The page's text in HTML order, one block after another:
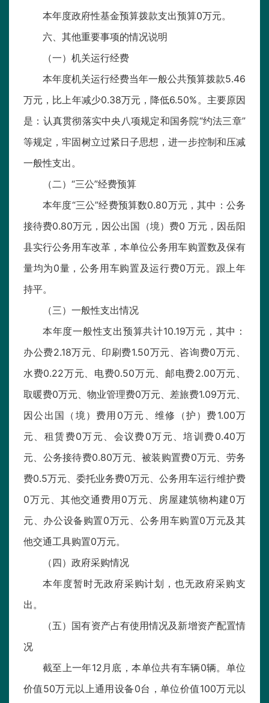
本年度政府性基金预算拨款支出预算0万元。
六、其他重要事项的情况说明
（一）机关运行经费
本年度机关运行经费当年一般公共预算拨款5.46
万元，比上年减少0.38万元，降低6.50%。主要原因
是：认真贯彻落实中央八项规定和国务院“约法三章”
等规定，牢固树立过紧日子思想，进一步控制和压减
一般性支出。
（二）“三公”经费预算
本年度“三公”经费预算数0.80万元，其中：公务
接待费0.80万元，因公出国（境）费0 万元，因岳阳
县实行公务用车改革，本单位公务用车购置数及保有
量均为0量，公务用车购置及运行费0万元。跟上年
持平。
（三）一般性支出情况
本年度一般性支出预算共计10.19万元，其中：
办公费2.18万元、印刷费1.50万元、咨询费0万元、
水费0.22万元、电费0.50万元、邮电费2.00万元、
取暖费0万元、物业管理费0万元、差旅费1.09万元、
因公出国（境）费用0万元、维修（护）费1.00万
元、租赁费0万元、会议费0万元、培训费0.40万
元、公务接待费0.80万元、被装购置费0万元、劳务
费0.5万元、委托业务费0万元、公务用车运行维护费
0万元、其他交通费用0万元、房屋建筑物构建0万
元、办公设备购置0万元、公务用车购置0万元及其
他交通工具购置0万元。
（四）政府采购情况
本年度暂时无政府采购计划，也无政府采购支
出。
（五）国有资产占有使用情况及新增资产配置情
况
截至上一年12月底，本单位共有车辆0辆。单位
价值50万元以上通用设备0台，单位价值100万元以